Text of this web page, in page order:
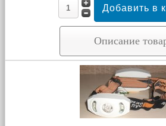
Описание